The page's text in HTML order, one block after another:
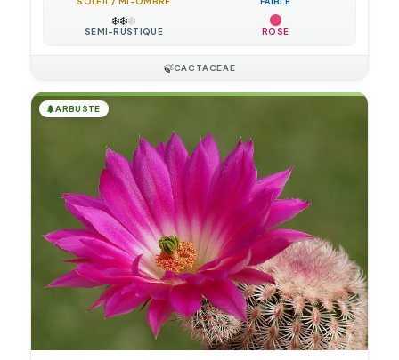
❄️❄️❄️
SEMI-RUSTIQUE ROSE
🍃CACTACEAE
🌲ARBUSTE